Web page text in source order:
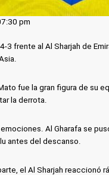
pm
3 frente al Al Sharjah de
fue la gran figura de su
la derrota.
Al Gharafa se
antes del descanso.
el Al Sharjah reaccionó